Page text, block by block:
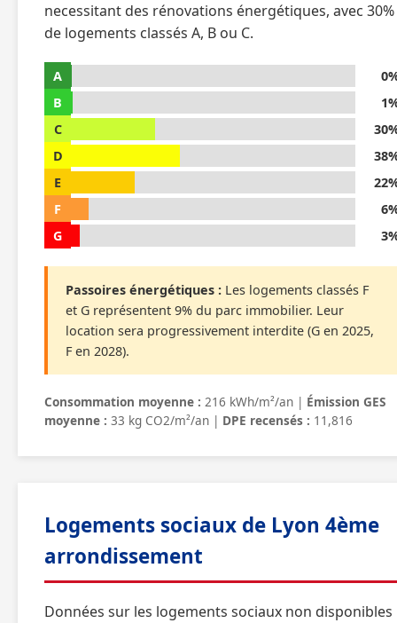
necessitant des rénovations énergétiques, avec 30%
de logements classés A, B ou C.
A
B
C
D
E
F
G
Passoires énergétiques : Les logements classés F
et G représentent 9% du parc immobilier. Leur
location sera progressivement interdite (G en 2025,
F en 2028).
Consommation moyenne : 216 kWh/m²/an | Émission GES
moyenne : 33 kg CO2/m²/an | DPE recensés : 11,816
Logements sociaux de Lyon 4ème
arrondissement
Données sur les logements sociaux non disponibles